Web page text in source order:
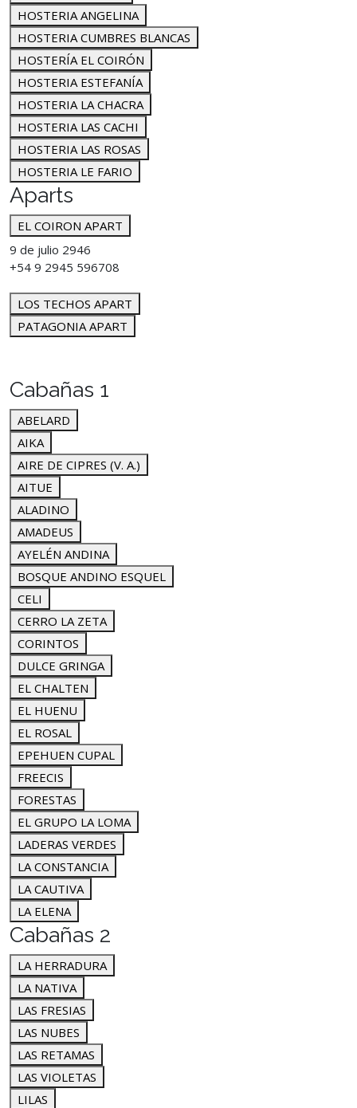
HOSTERIA ANGELINA
HOSTERIA CUMBRES BLANCAS
HOSTERÍA EL COIRÓN
HOSTERIA ESTEFANÍA
HOSTERIA LA CHACRA
HOSTERIA LAS CACHI
HOSTERIA LAS ROSAS
HOSTERIA LE FARIO
Aparts
EL COIRON APART
9 de julio 2946
+54 9 2945 596708
LOS TECHOS APART
PATAGONIA APART
Cabañas 1
ABELARD
AIKA
AIRE DE CIPRES (V. A.)
AITUE
ALADINO
AMADEUS
AYELÉN ANDINA
BOSQUE ANDINO ESQUEL
CELI
CERRO LA ZETA
CORINTOS
DULCE GRINGA
EL CHALTEN
EL HUENU
EL ROSAL
EPEHUEN CUPAL
FREECIS
FORESTAS
EL GRUPO LA LOMA
LADERAS VERDES
LA CONSTANCIA
LA CAUTIVA
LA ELENA
Cabañas 2
LA HERRADURA
LA NATIVA
LAS FRESIAS
LAS NUBES
LAS RETAMAS
LAS VIOLETAS
LILAS